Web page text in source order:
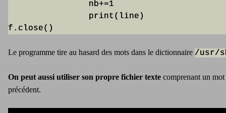
f.close()
Le programme tire au hasard des mots dans le dictionnaire /usr/
On peut aussi utiliser son propre fichier texte comprenant un
précédent.